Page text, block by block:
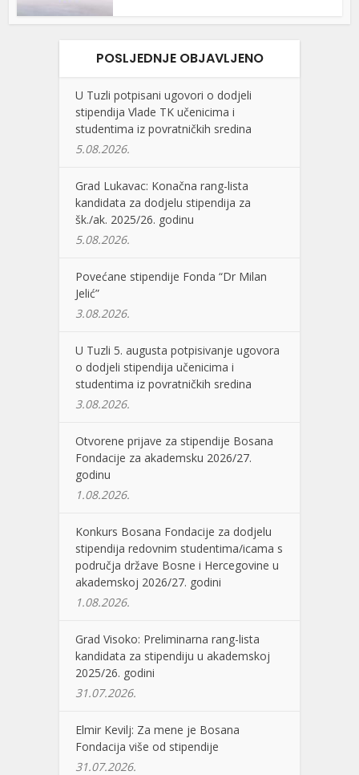
POSLJEDNJE OBJAVLJENO
U Tuzli potpisani ugovori o dodjeli
stipendija Vlade TK učenicima i
studentima iz povratničkih sredina
5.08.2026.
Grad Lukavac: Konačna rang-lista
kandidata za dodjelu stipendija za
šk./ak. 2025/26. godinu
5.08.2026.
Povećane stipendije Fonda “Dr Milan
Jelić”
3.08.2026.
U Tuzli 5. augusta potpisivanje ugovora
o dodjeli stipendija učenicima i
studentima iz povratničkih sredina
3.08.2026.
Otvorene prijave za stipendije Bosana
Fondacije za akademsku 2026/27.
godinu
1.08.2026.
Konkurs Bosana Fondacije za dodjelu
stipendija redovnim studentima/icama s
područja države Bosne i Hercegovine u
akademskoj 2026/27. godini
1.08.2026.
Grad Visoko: Preliminarna rang-lista
kandidata za stipendiju u akademskoj
2025/26. godini
31.07.2026.
Elmir Kevilj: Za mene je Bosana
Fondacija više od stipendije
31.07.2026.